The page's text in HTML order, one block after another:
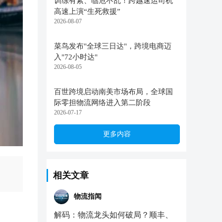
高速上演“生死救援”
2026-08-07
菜鸟发布"全球三日达"，跨境电商迈
入"72小时达"
2026-08-05
百世跨境启动南美市场布局，全球国
际零担物流网络进入第二阶段
2026-07-17
更多内容
相关文章
物流指闻
解码：物流龙头如何破局？顺丰、